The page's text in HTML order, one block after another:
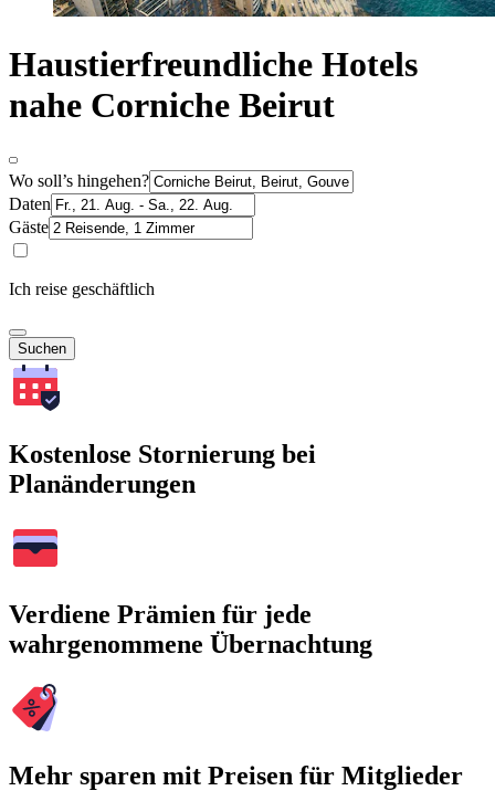
Haustierfreundliche Hotels
nahe Corniche Beirut
Wo soll’s hingehen?
Daten
Gäste
Ich reise geschäftlich
Suchen
Kostenlose Stornierung bei
Planänderungen
Verdiene Prämien für jede
wahrgenommene Übernachtung
Mehr sparen mit Preisen für Mitglieder